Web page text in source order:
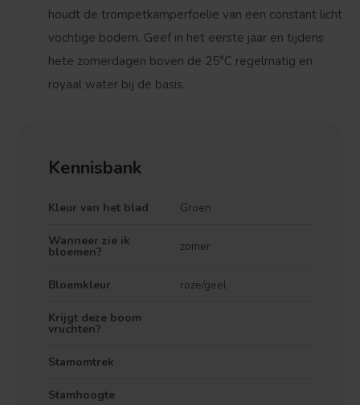
houdt de trompetkamperfoelie van een constant licht
vochtige bodem. Geef in het eerste jaar en tijdens
hete zomerdagen boven de 25°C regelmatig en
royaal water bij de basis.
Kennisbank
Kleur van het blad Groen
Wanneer zie ik
bloemen? zomer
Bloemkleur roze/geel
Krijgt deze boom
vruchten?
Stamomtrek
Stamhoogte